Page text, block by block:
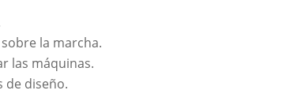
la marcha.
las máquinas.
de diseño.